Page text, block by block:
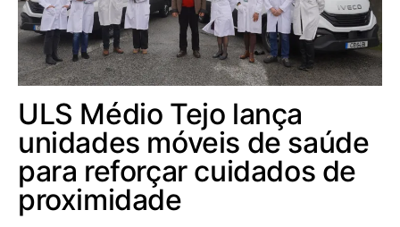
ULS Médio Tejo lança
unidades móveis de saúde
para reforçar cuidados de
proximidade